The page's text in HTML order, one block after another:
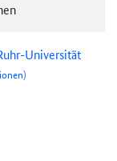
Universität